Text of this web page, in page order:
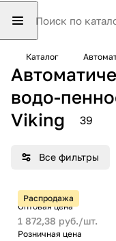
Каталог
водо-
Viking
39
Все фильтры
Распродажа
Оптовая цена
1 872,38 руб./шт.
Розничная цена